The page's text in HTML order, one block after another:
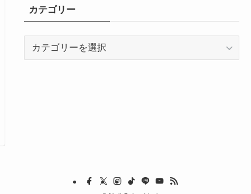
カテゴリー